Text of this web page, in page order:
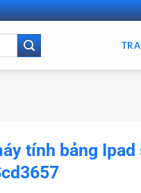
tính bảng Ipad